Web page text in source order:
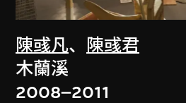
陳彧凡、
陳彧君
木蘭溪
2008–2011